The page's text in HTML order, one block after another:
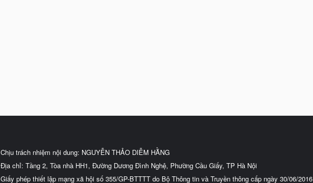
Chịu trách nhiệm nội dung: NGUYỄN THẢO DIỄM HẰNG
Địa chỉ: Tầng 2, Tòa nhà HH1, Đường Dương Đình Nghệ, Phường Cầu Giấy, TP Hà Nội
Giấy phép thiết lập mạng xã hội số 355/GP-BTTTT do Bộ Thông tin và Truyền thông cấp ngày 30/06/2016